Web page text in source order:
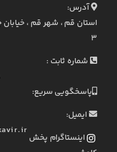
آدرس:
۳
شماره ثابت :
پاسخگویی سریع:
ایمیل:
اینستاگرام پخش